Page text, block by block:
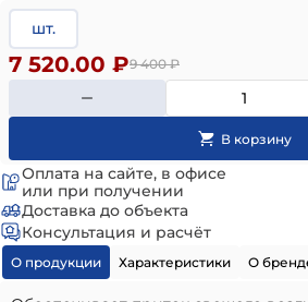
шт.
9 400₽
7 520.00 ₽
Оплата на сайте, в офисе
или при получении
Доставка до объекта
Консультация и расчёт
О продукции Характеристики О